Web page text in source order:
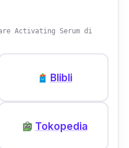
Activating Serum di
Blibli
Tokopedia